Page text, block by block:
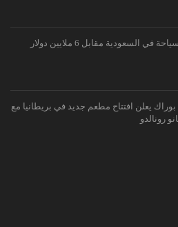
السعودية مقابل 6 ملايين دولار
يعلن افتتاح مطعم جديد في بريطانيا مع
رونالدو